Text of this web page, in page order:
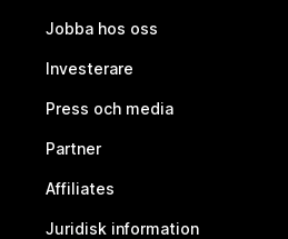
Jobba hos oss
Investerare
Press och media
Partner
Affiliates
Juridisk information